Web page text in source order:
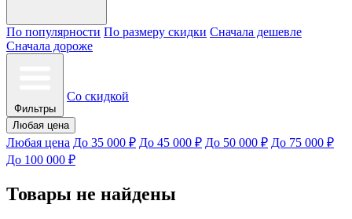
По популярности По размеру скидки Сначала дешевле
Сначала дороже
Фильтры
Со скидкой
Любая цена
Любая цена До 35 000 ₽ До 45 000 ₽ До 50 000 ₽ До 75 000 ₽
До 100 000 ₽
Товары не найдены